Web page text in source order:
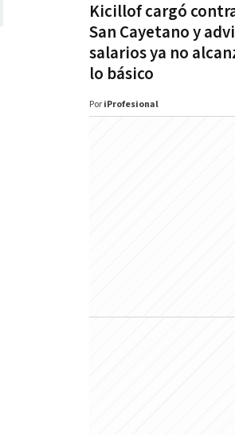
Kicillof cargó
San Cayetano y
salarios ya no
lo básico
Por iProfesional